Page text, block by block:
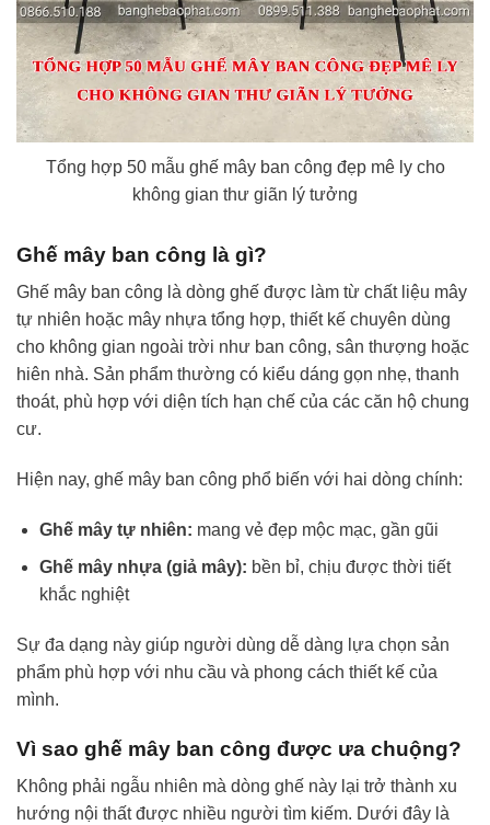
Tổng hợp 50 mẫu ghế mây ban công đẹp mê ly cho
không gian thư giãn lý tưởng
Ghế mây ban công là gì?
Ghế mây ban công là dòng ghế được làm từ chất liệu mây
tự nhiên hoặc mây nhựa tổng hợp, thiết kế chuyên dùng
cho không gian ngoài trời như ban công, sân thượng hoặc
hiên nhà. Sản phẩm thường có kiểu dáng gọn nhẹ, thanh
thoát, phù hợp với diện tích hạn chế của các căn hộ chung
cư.
Hiện nay, ghế mây ban công phổ biến với hai dòng chính:
Ghế mây tự nhiên: mang vẻ đẹp mộc mạc, gần gũi
Ghế mây nhựa (giả mây): bền bỉ, chịu được thời tiết
khắc nghiệt
Sự đa dạng này giúp người dùng dễ dàng lựa chọn sản
phẩm phù hợp với nhu cầu và phong cách thiết kế của
mình.
Vì sao ghế mây ban công được ưa chuộng?
Không phải ngẫu nhiên mà dòng ghế này lại trở thành xu
hướng nội thất được nhiều người tìm kiếm. Dưới đây là